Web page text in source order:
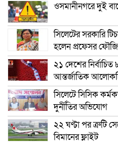
ওসমানীনগরে দুই
সিলেটের সরকারি
হলেন প্রফেসর
২১ দেশের নির্বাচিত
আন্তর্জাতিক
সিলেটে সিসিক
দুর্নীতির অভিযোগ
২২ ঘণ্টা পর ত্রুটি
বিমানের ফ্লাইট